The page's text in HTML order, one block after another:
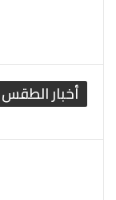
أخبار الطقس